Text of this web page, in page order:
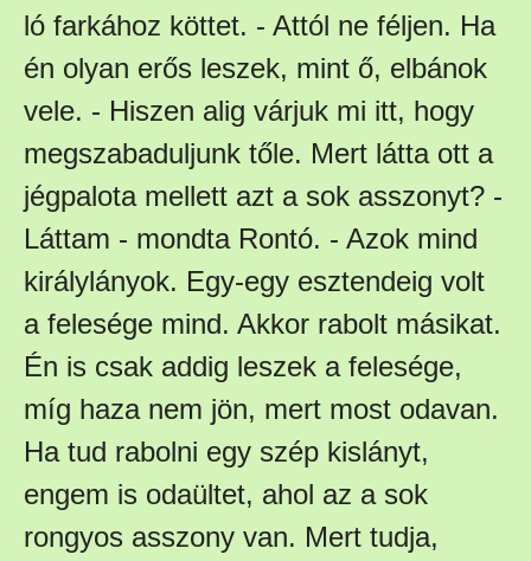
ló farkához köttet. - Attól ne féljen. Ha
én olyan erős leszek, mint ő, elbánok
vele. - Hiszen alig várjuk mi itt, hogy
megszabaduljunk tőle. Mert látta ott a
jégpalota mellett azt a sok asszonyt? -
Láttam - mondta Rontó. - Azok mind
királylányok. Egy-egy esztendeig volt
a felesége mind. Akkor rabolt másikat.
Én is csak addig leszek a felesége,
míg haza nem jön, mert most odavan.
Ha tud rabolni egy szép kislányt,
engem is odaültet, ahol az a sok
rongyos asszony van. Mert tudja,